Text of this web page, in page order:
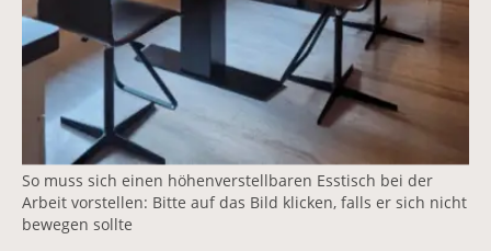
So muss sich einen höhenverstellbaren Esstisch bei der
Arbeit vorstellen: Bitte auf das Bild klicken, falls er sich nicht
bewegen sollte